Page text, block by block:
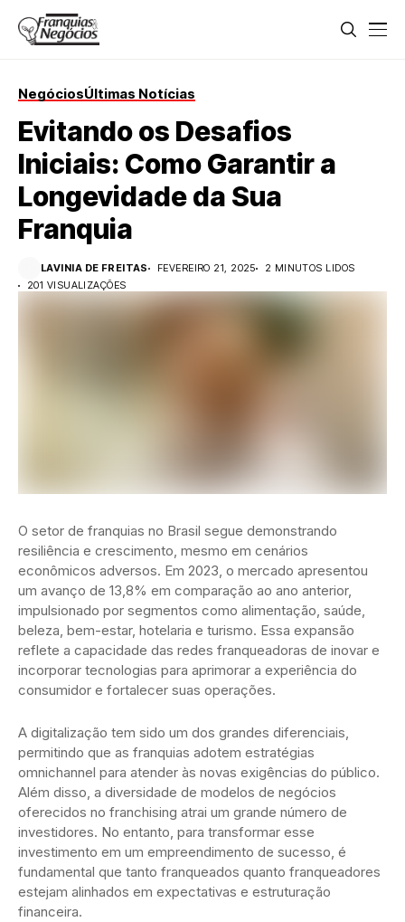
NegóciosÚltimas Notícias
Evitando os Desafios
Iniciais: Como Garantir a
Longevidade da Sua
Franquia
LAVINIA DE FREITAS FEVEREIRO 21, 2025
2 MINUTOS LIDOS
201 VISUALIZAÇÕES
O setor de franquias no Brasil segue demonstrando
resiliência e crescimento, mesmo em cenários
econômicos adversos. Em 2023, o mercado apresentou
um avanço de 13,8% em comparação ao ano anterior,
impulsionado por segmentos como alimentação, saúde,
beleza, bem-estar, hotelaria e turismo. Essa expansão
reflete a capacidade das redes franqueadoras de inovar e
incorporar tecnologias para aprimorar a experiência do
consumidor e fortalecer suas operações.
A digitalização tem sido um dos grandes diferenciais,
permitindo que as franquias adotem estratégias
omnichannel para atender às novas exigências do público.
Além disso, a diversidade de modelos de negócios
oferecidos no franchising atrai um grande número de
investidores. No entanto, para transformar esse
investimento em um empreendimento de sucesso, é
fundamental que tanto franqueados quanto franqueadores
estejam alinhados em expectativas e estruturação
financeira.